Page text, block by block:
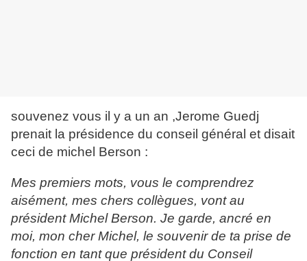
souvenez vous il y a un an ,Jerome Guedj
prenait la présidence du conseil général et disait
ceci de michel Berson :
Mes premiers mots, vous le comprendrez
aisément, mes chers collègues, vont au
président Michel Berson. Je garde, ancré en
moi, mon cher Michel, le souvenir de ta prise de
fonction en tant que président du Conseil